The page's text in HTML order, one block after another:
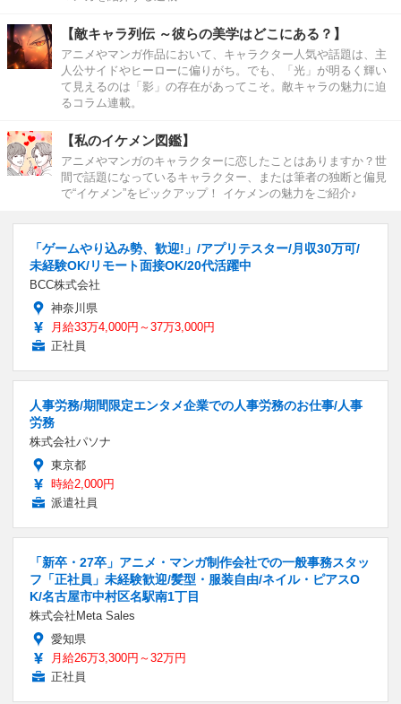
【敵キャラ列伝 ～彼らの美学はどこにある？】
アニメやマンガ作品において、キャラクター人気や話題は、主
人公サイドやヒーローに偏りがち。でも、「光」が明るく輝い
て見えるのは「影」の存在があってこそ。敵キャラの魅力に迫
るコラム連載。
【私のイケメン図鑑】
アニメやマンガのキャラクターに恋したことはありますか？世
間で話題になっているキャラクター、または筆者の独断と偏見
で“イケメン”をピックアップ！ イケメンの魅力をご紹介♪
「ゲームやり込み勢、歓迎!」/アプリテスター/月収30万可/
未経験OK/リモート面接OK/20代活躍中
BCC株式会社
神奈川県
月給33万4,000円～37万3,000円
正社員
人事労務/期間限定エンタメ企業での人事労務のお仕事/人事
労務
株式会社パソナ
東京都
時給2,000円
派遣社員
「新卒・27卒」アニメ・マンガ制作会社での一般事務スタッ
フ「正社員」未経験歓迎/髪型・服装自由/ネイル・ピアスO
K/名古屋市中村区名駅南1丁目
株式会社Meta Sales
愛知県
月給26万3,300円～32万円
正社員